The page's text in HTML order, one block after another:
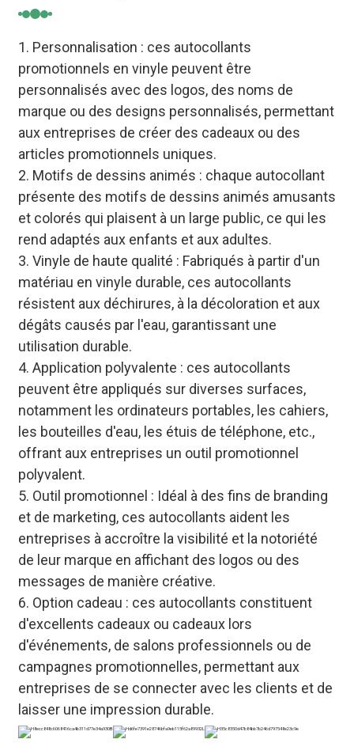
1. Personnalisation : ces autocollants
promotionnels en vinyle peuvent être
personnalisés avec des logos, des noms de
marque ou des designs personnalisés, permettant
aux entreprises de créer des cadeaux ou des
articles promotionnels uniques.
2. Motifs de dessins animés : chaque autocollant
présente des motifs de dessins animés amusants
et colorés qui plaisent à un large public, ce qui les
rend adaptés aux enfants et aux adultes.
3. Vinyle de haute qualité : Fabriqués à partir d'un
matériau en vinyle durable, ces autocollants
résistent aux déchirures, à la décoloration et aux
dégâts causés par l'eau, garantissant une
utilisation durable.
4. Application polyvalente : ces autocollants
peuvent être appliqués sur diverses surfaces,
notamment les ordinateurs portables, les cahiers,
les bouteilles d'eau, les étuis de téléphone, etc.,
offrant aux entreprises un outil promotionnel
polyvalent.
5. Outil promotionnel : Idéal à des fins de branding
et de marketing, ces autocollants aident les
entreprises à accroître la visibilité et la notoriété
de leur marque en affichant des logos ou des
messages de manière créative.
6. Option cadeau : ces autocollants constituent
d'excellents cadeaux ou cadeaux lors
d'événements, de salons professionnels ou de
campagnes promotionnelles, permettant aux
entreprises de se connecter avec les clients et de
laisser une impression durable.